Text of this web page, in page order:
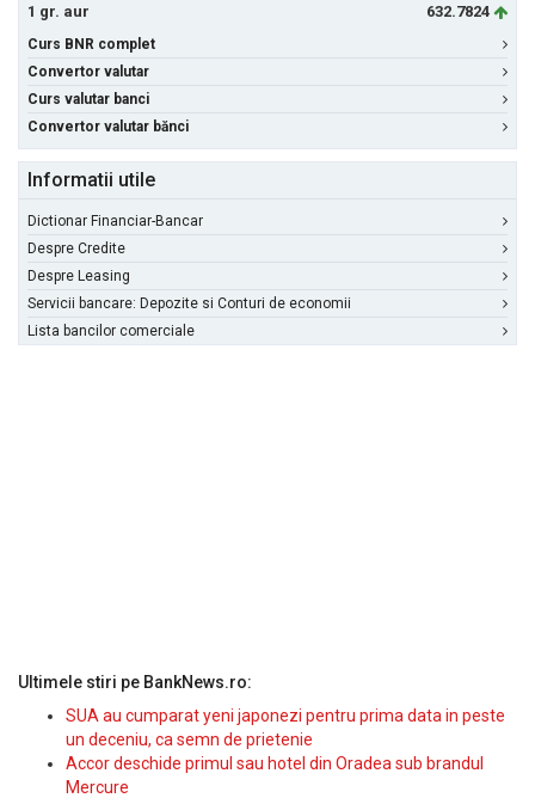
1 gr. aur
632.7824
Curs BNR complet
Convertor valutar
Curs valutar banci
Convertor valutar bănci
Informatii utile
Dictionar Financiar-Bancar
Despre Credite
Despre Leasing
Servicii bancare: Depozite si Conturi de economii
Lista bancilor comerciale
Ultimele stiri pe BankNews.ro:
SUA au cumparat yeni japonezi pentru prima data in peste
un deceniu, ca semn de prietenie
Accor deschide primul sau hotel din Oradea sub brandul
Mercure